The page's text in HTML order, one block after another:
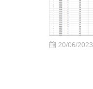
20/06/2023